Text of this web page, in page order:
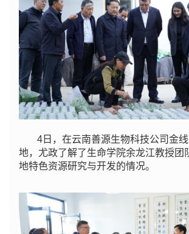
4日，在云南善源生物科技公司金
地，尤政了解了生命学院余龙江教授团
地特色资源研究与开发的情况。